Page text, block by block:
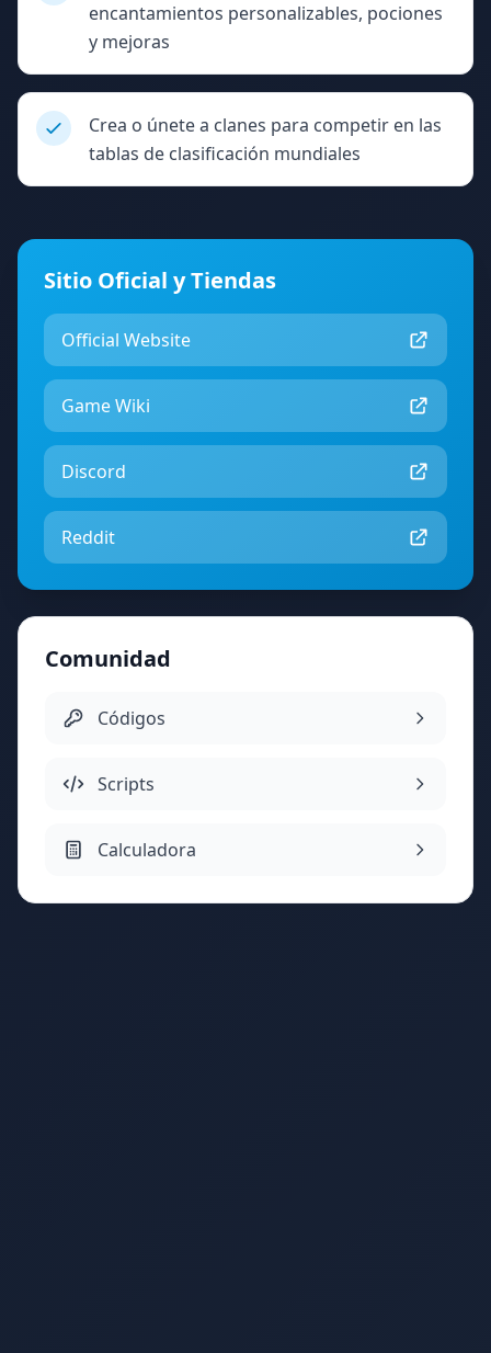
encantamientos personalizables, pociones
y mejoras
Crea o únete a clanes para competir en las
tablas de clasificación mundiales
Sitio Oficial y Tiendas
Official Website
Game Wiki
Discord
Reddit
Comunidad
Códigos
Scripts
Calculadora